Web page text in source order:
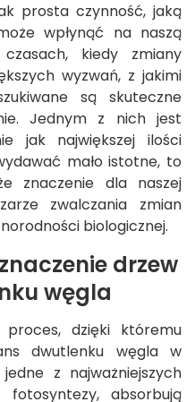
prosta czynność, jaką
wpłynąć na naszą
kiedy zmiany
wyzwań, z jakimi
są skuteczne
Jednym z nich jest
jak największej ilości
mało istotne, to
znaczenie dla naszej
zwalczania zmian
biologicznej.
drzew
węgla
dzięki któremu
dwutlenku węgla w
z najważniejszych
absorbują